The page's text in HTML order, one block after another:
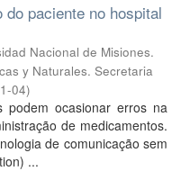
paciente no hospital
Nacional de Misiones.
y Naturales. Secretaria
04)
podem ocasionar erros na
de medicamentos.
de comunicação sem
...